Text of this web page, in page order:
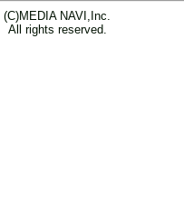
(C)MEDIA NAVI,Inc.
All rights reserved.